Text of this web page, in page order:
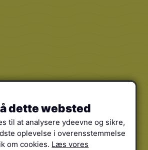
dette websted
til at analysere ydeevne og sikre,
oplevelse i overensstemmelse
om cookies. Læs vores